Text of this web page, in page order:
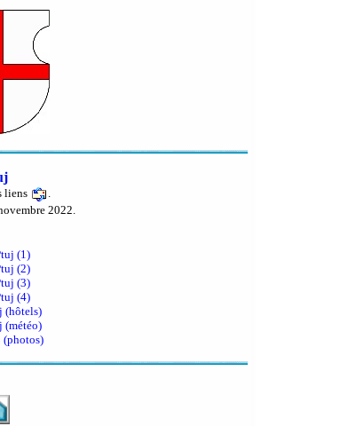
liens
2022.
(1)
(2)
(3)
(4)
(hôtels)
(météo)
(photos)